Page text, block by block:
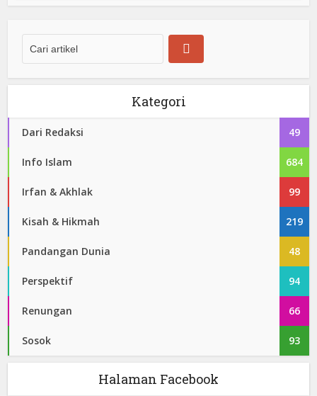
Kategori
Dari Redaksi 49
Info Islam 684
Irfan & Akhlak 99
Kisah & Hikmah 219
Pandangan Dunia 48
Perspektif 94
Renungan 66
Sosok 93
Halaman Facebook